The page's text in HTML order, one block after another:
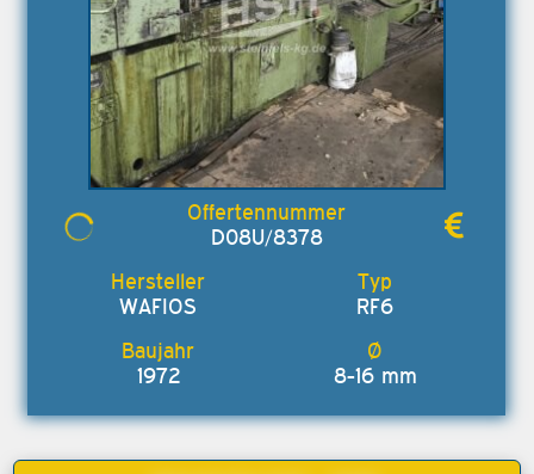
D08U/8378
WAFIOS RF6
1972 8-16 mm